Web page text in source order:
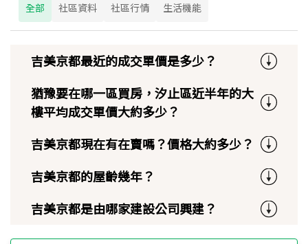
全部 社區資料 社區行情 生活機能
吉美京都最近的成交單價是多少？
猶豫要在哪一區買房，汐止區近半年的大
樓平均成交單價大約多少？
吉美京都現在有在賣嗎？價格大約多少？
吉美京都的屋齡幾年？
吉美京都是由哪家建設公司興建？